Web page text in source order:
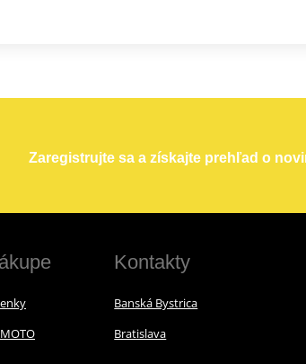
Zaregistrujte sa a získajte prehľad o
Kontakty
Banská Bystrica
Bratislava